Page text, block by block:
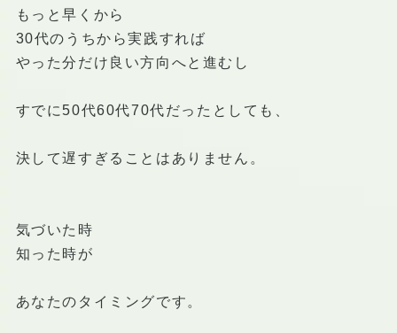
もっと早くから
30代のうちから実践すれば
やった分だけ良い方向へと進むし
すでに50代60代70代だったとしても、
決して遅すぎることはありません。
気づいた時
知った時が
あなたのタイミングです。